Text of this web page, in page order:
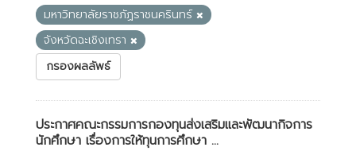
มหาวิทยาลัยราชภัฏราชนครินทร์
จังหวัดฉะเชิงเทรา
กรองผลลัพธ์
ประกาศคณะกรรมการกองทุนส่งเสริมและพัฒนากิจการ
นักศึกษา เรื่องการให้ทุนการศึกษา ...